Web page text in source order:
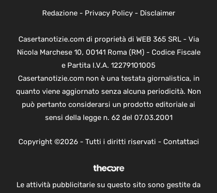
Redazione- Privacy Policy- Disclaimer
Casertanotizie.com di proprietà di WEB 365 SRL - Via
Nicola Marchese 10, 00141 Roma (RM) - Codice Fiscale
e Partita I.V.A. 12279101005
Casertanotizie.com non è una testata giornalistica, in
quanto viene aggiornato senza alcuna periodicità. Non
può pertanto considerarsi un prodotto editoriale ai
sensi della legge n. 62 del 07.03.2001
Copyright ©2026 - Tutti i diritti riservati - Contattaci
Le attività pubblicitarie su questo sito sono gestite da